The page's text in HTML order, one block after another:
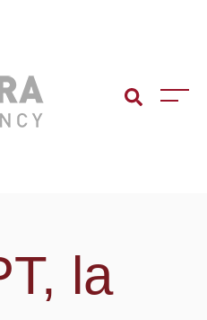
la